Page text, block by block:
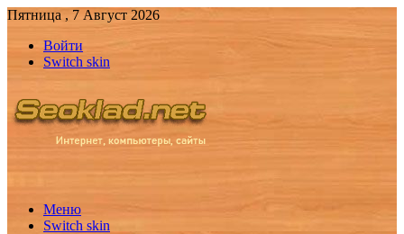
Пятница , 7 Август 2026
Войти
Switch skin
Меню
Switch skin